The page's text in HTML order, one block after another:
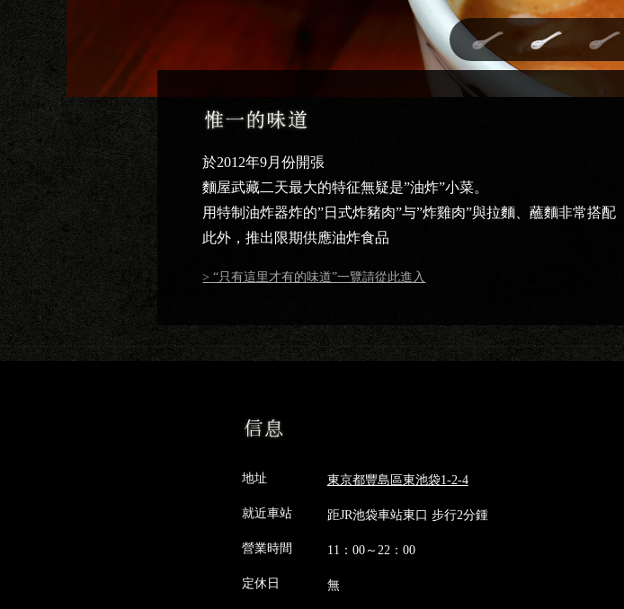
於2012年9月份開張
麵屋武藏二天最大的特征無疑是”油炸”小菜。
用特制油炸器炸的”日式炸豬肉”与”炸雞肉”與拉麵、蘸麵非常搭配
此外，推出限期供應油炸食品
“只有這里才有的味道”一覽請從此進入
地址 東京都豐島區東池袋1-2-4
就近車站 距JR池袋車站東口 步行2分鍾
營業時間 11：00～22：00
定休日 無